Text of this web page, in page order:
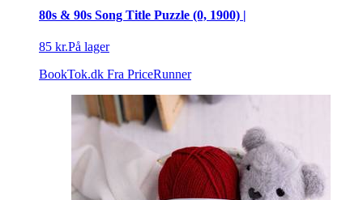
80s & 90s Song Title Puzzle (0, 1900) |
85 kr.På lager
BookTok.dk Fra PriceRunner